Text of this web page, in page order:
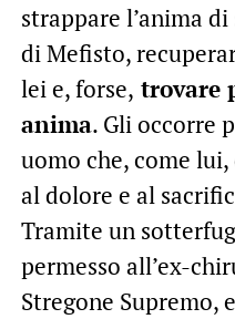
strappare l’anima
di Mefisto,
lei e, forse, trovare
anima. Gli occorre
uomo che, come
al dolore e al
Tramite un
permesso all’ex-
Stregone Supremo,